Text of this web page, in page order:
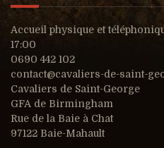
Accueil physique et
17:00
0690 442 102
contact@cavaliers-de-saint-
Cavaliers de Saint-George
GFA de Birmingham
Rue de la Baie à Chat
97122 Baie-Mahault